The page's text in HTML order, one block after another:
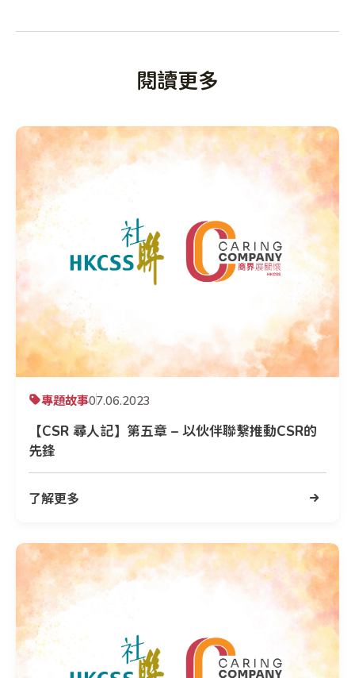
閱讀更多
專題故事07.06.2023
【CSR 尋人記】第五章 – 以伙伴聯繫推動CSR的
先鋒
了解更多